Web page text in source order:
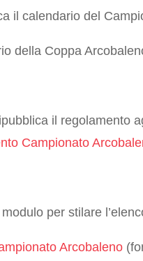
il calendario del
della Coppa
il regolamento
Campionato
per stilare
Arcobaleno